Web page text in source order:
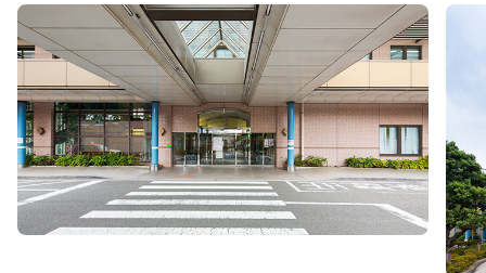
≪お子様お持ちの方も活躍中！≫
◆お子様が1歳3ヶ月になるまで減給なしの時短勤務が可能
です！
◆小学校に入るまでは120分の時短勤務が認められていま
す！子育てとお仕事の両立を推進しています。
≪公的なグループ病院です≫
◆東京都と東京都医師会及び東京都歯科医師会が共同出資
者となっている組織の病院です。経営は非常に安定してお
り、福利厚生はしっかりとしています！
◆東京都保健医療公社は東京都内に5つの病院をもってお
り、その中でも最も病床数の大きな施設が荏原病院です！